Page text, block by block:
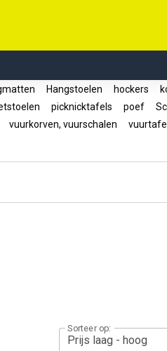
Hangstoelen hockers
picknicktafels poef
vuurkorven, vuurschalen
Sorteer op: